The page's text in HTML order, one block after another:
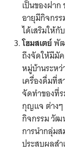
เป็นของฝา
อายุมีกิจกรร
ได้เสริมให้กั
โฮมสเตย์พัฒ
ถึงจัดให้มีมั
หมู่บ้านระห
เครื่องดื่มที่
จัดทำของที่
กุญแจ ต่างๆ
กิจกรรม วัฒ
การนำกลุ่ม
ประสบผลส